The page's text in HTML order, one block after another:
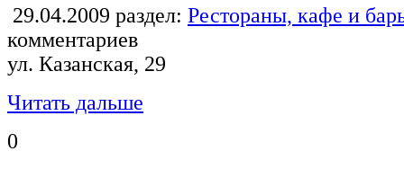
29.04.2009 раздел: Рестораны, кафе и
комментариев
ул. Казанская, 29
Читать дальше
0